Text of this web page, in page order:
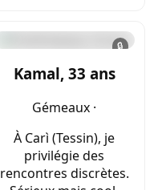
🔒
Kamal, 33 ans
Gémeaux ·
À Carì (Tessin), je
privilégie des
rencontres discrètes.